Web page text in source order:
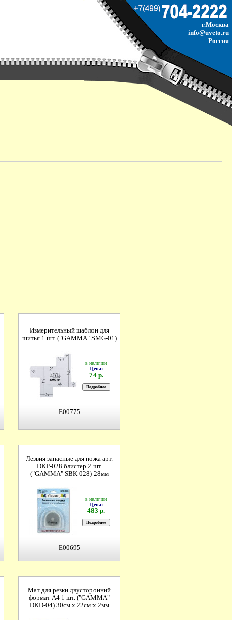
г.Москва
info@uveto.ru
Россия
Измерительный шаблон для
шитья 1 шт. ("GAMMA" SMG-01)
в наличии
Цена:
74 р.
E00775
Лезвия запасные для ножа арт.
DKP-028 блистер 2 шт.
("GAMMA" SBK-028) 28мм
в наличии
Цена:
483 р.
E00695
Мат для резки двусторонний
формат А4 1 шт. ("GAMMA"
DKD-04) 30см х 22см х 2мм